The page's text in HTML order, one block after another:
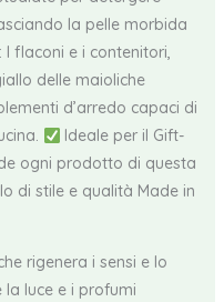
la pelle morbida
I flaconi e i contenitori,
delle maioliche
d’arredo capaci di
Ideale per il Gift-
ogni prodotto di questa
di stile e qualità Made in
rigenera i sensi e lo
luce e i profumi